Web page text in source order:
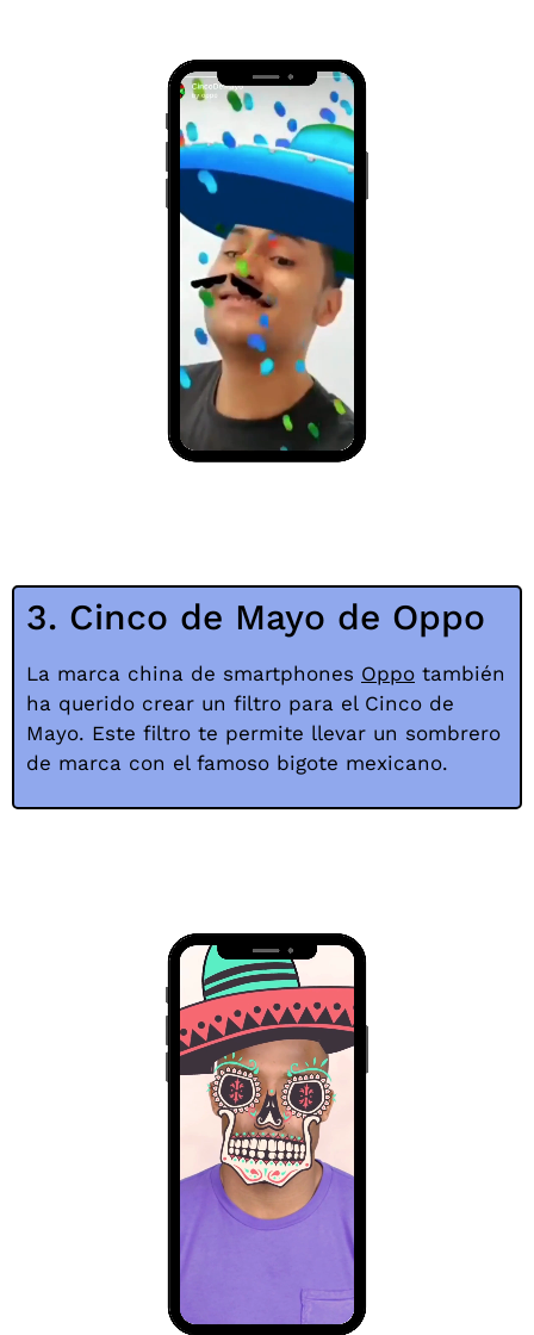
3. Cinco de Mayo de Oppo
La marca china de smartphones Oppo también
ha querido crear un filtro para el Cinco de
Mayo. Este filtro te permite llevar un sombrero
de marca con el famoso bigote mexicano.